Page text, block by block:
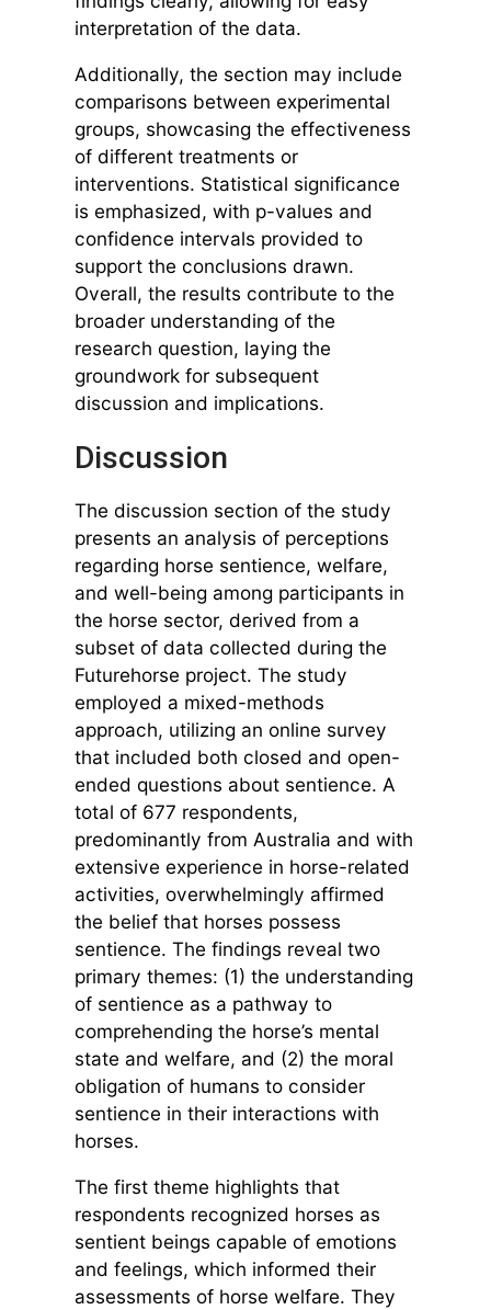
interpretation of the data.
Additionally, the section may include
comparisons between experimental
groups, showcasing the effectiveness
of different treatments or
interventions. Statistical significance
is emphasized, with p-values and
confidence intervals provided to
support the conclusions drawn.
Overall, the results contribute to the
broader understanding of the
research question, laying the
groundwork for subsequent
discussion and implications.
Discussion
The discussion section of the study
presents an analysis of perceptions
regarding horse sentience, welfare,
and well-being among participants in
the horse sector, derived from a
subset of data collected during the
Futurehorse project. The study
employed a mixed-methods
approach, utilizing an online survey
that included both closed and open-
ended questions about sentience. A
total of 677 respondents,
predominantly from Australia and with
extensive experience in horse-related
activities, overwhelmingly affirmed
the belief that horses possess
sentience. The findings reveal two
primary themes: (1) the understanding
of sentience as a pathway to
comprehending the horse’s mental
state and welfare, and (2) the moral
obligation of humans to consider
sentience in their interactions with
horses.
The first theme highlights that
respondents recognized horses as
sentient beings capable of emotions
and feelings, which informed their
assessments of horse welfare. They